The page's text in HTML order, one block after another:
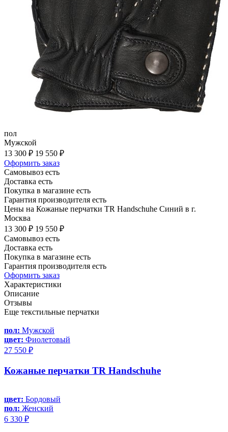
пол
Мужской
13 300 ₽ 19 550 ₽
Оформить заказ
Самовывоз есть
Доставка есть
Покупка в магазине есть
Гарантия производителя есть
Цены на Кожаные перчатки TR Handschuhe Синий в г.
Москва
13 300 ₽ 19 550 ₽
Самовывоз есть
Доставка есть
Покупка в магазине есть
Гарантия производителя есть
Оформить заказ
Характеристики
Описание
Отзывы
Еще текстильные перчатки
пол: Мужской
цвет: Фиолетовый
27 550 ₽
Кожаные перчатки TR Handschuhe
цвет: Бордовый
пол: Женский
6 330 ₽